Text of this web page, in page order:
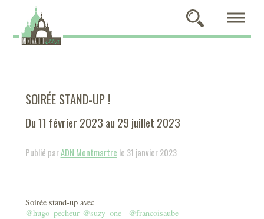
SOIRÉE STAND-UP !
Du 11 février 2023 au 29 juillet 2023
Publié parADN Montmartre le 31 janvier 2023
Soirée stand-up avec
@hugo_pecheur @suzy_one_
@francoisaube